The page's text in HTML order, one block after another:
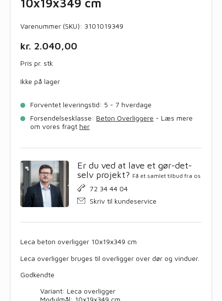
10x19x349 cm
Varenummer (SKU): 3101019349
kr. 2.040,00
Pris pr. stk
Ikke på lager
Forventet leveringstid: 5 - 7 hverdage
Forsendelsesklasse: Beton Overliggere - Læs mere
om vores fragt her
Er du ved at lave et gør-det-
selv projekt? Få et samlet tilbud fra os
72 34 44 04
Skriv til kundeservice
Leca beton overligger 10x19x349 cm
Leca overligger bruges til overligger over dør og vinduer.
Godkendte
Variant: Leca overligger
Modulmål: 10x19x349 cm